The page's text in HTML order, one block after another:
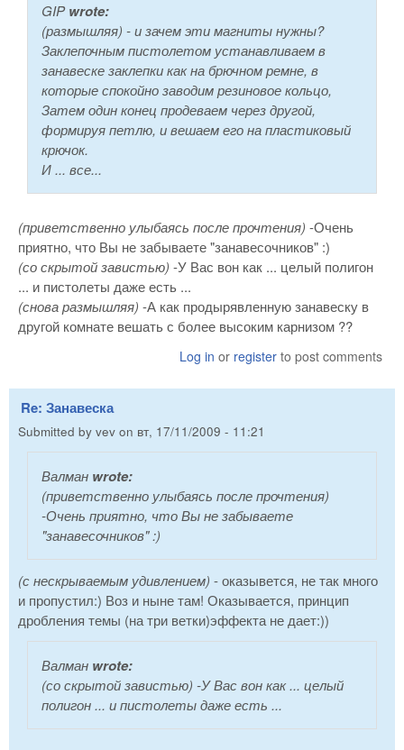
GIPwrote:
(размышляя) - и зачем эти магниты нужны?
Заклепочным пистолетом устанавливаем в
занавеске заклепки как на брючном ремне, в
которые спокойно заводим резиновое кольцо,
Затем один конец продеваем через другой,
формируя петлю, и вешаем его на пластиковый
крючок.
И ... все...
(приветственно улыбаясь после прочтения) -Очень
приятно, что Вы не забываете "занавесочников" :)
(со скрытой завистью) -У Вас вон как ... целый полигон
... и пистолеты даже есть ...
(снова размышляя) -А как продырявленную занавеску в
другой комнате вешать с более высоким карнизом ??
Log in or register to post comments
Re: Занавеска
Submitted by vev on вт, 17/11/2009 - 11:21
Валман wrote:
(приветственно улыбаясь после прочтения)
-Очень приятно, что Вы не забываете
"занавесочников" :)
(с нескрываемым удивлением) - оказывется, не так много
и пропустил:) Воз и ныне там! Оказывается, принцип
дробления темы (на три ветки)эффекта не дает:))
Валман wrote:
(со скрытой завистью) -У Вас вон как ... целый
полигон ... и пистолеты даже есть ...